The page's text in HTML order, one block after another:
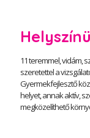
11 teremmel, vidám,
szeretettel a
Gyermekfejlesztő
helyet, annak aktív,
megközelíthető